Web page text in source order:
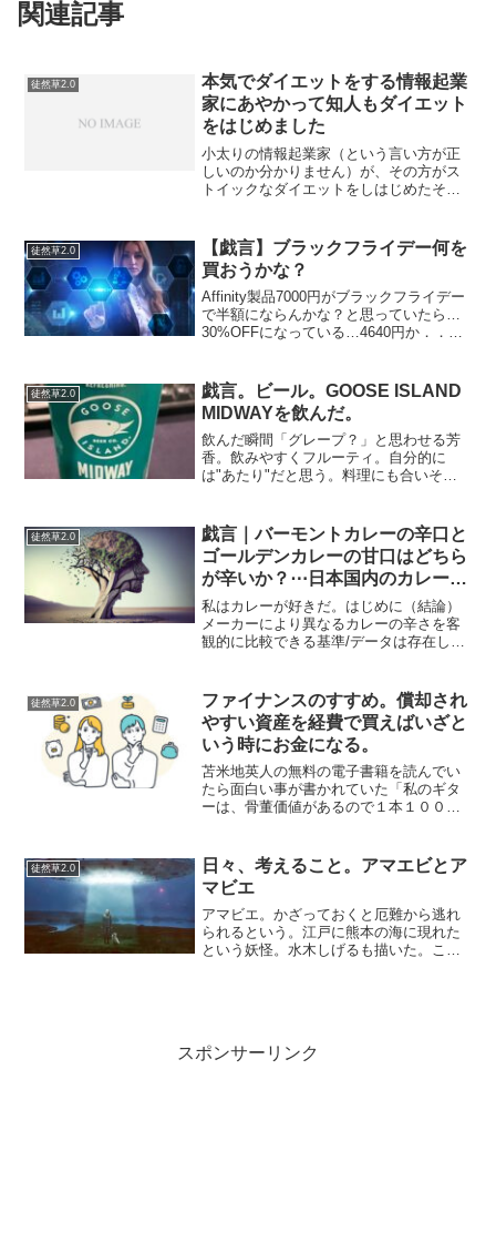
関連記事
徒然草2.0
本気でダイエットをする情報起業
家にあやかって知人もダイエット
をはじめました
小太りの情報起業家（という言い方が正
しいのか分かりません）が、その方がス
トイックなダイエットをしはじめたそう
起業家さんは、商売にする気もないそう
で、酒もタバコもやめたそ...
徒然草2.0
【戯言】ブラックフライデー何を
買おうかな？
Affinity製品7000円がブラックフライデー
で半額にならんかな？と思っていたら…
30%OFFになっている…4640円か．．．
こだわるなら高くないかも。個人的には
（...
徒然草2.0
戯言。ビール。GOOSE ISLAND
MIDWAYを飲んだ。
飲んだ瞬間「グレープ？」と思わせる芳
香。飲みやすくフルーティ。自分的に
は"あたり"だと思う。料理にも合いそ
ドを飲んで他のも飲んでみたい！と思っ
ていたところ、缶のやつを見...
徒然草2.0
戯言｜バーモントカレーの辛口と
ゴールデンカレーの甘口はどちら
が辛いか？⋯日本国内のカレール
ーの辛さを統一できないのか？
私はカレーが好きだ。はじめに（結論）
メーカーにより異なるカレーの辛さを客
観的に比較できる基準/データは存在しな
口や辛口という表記のみを見て比較する
ことはできず、あくまで...
徒然草2.0
ファイナンスのすすめ。償却され
やすい資産を経費で買えばいざと
いう時にお金になる。
苫米地英人の無料の電子書籍を読んでい
たら面白い事が書かれていた「私のギタ
ーは、骨董価値があるので１本１００万
３年償却だから、だいたいのギターは償
却が終わっている。この償...
徒然草2.0
日々、考えること。アマエビとア
マビエ
アマビエ。かざっておくと厄難から逃れ
られるという。江戸に熊本の海に現れた
という妖怪。水木しげるも描いた。これ
スポンサーリンク